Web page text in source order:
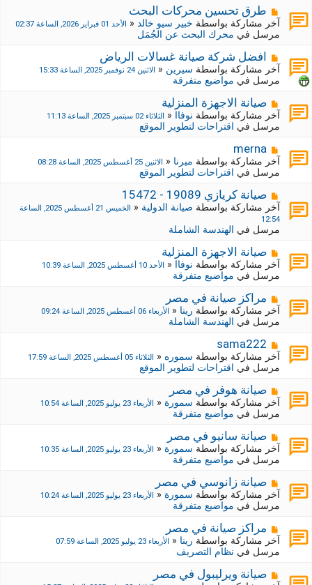
ج
د
ي
ة
م
ش
ر
ك
ة
ج
د
د
ة
طرق تحسين محركات البحث
آخر مشاركة بواسطة خبير سيو خالد« الأحد 01 فبراير 2026, الساعة 02:37
مرسل في محرك البحث عن الجُمَل
م
ش
ر
ك
ة
ج
د
د
ة
افضل شركة صيانة غسالات الرياض
آخر مشاركة بواسطة سيرين« الاثنين 24 نوفمبر 2025, الساعة 15:33
مرسل في مواضيع متفرقة
م
ش
ر
ك
ة
ج
د
د
ة
صيانة الاجهزة المنزلية
آخر مشاركة بواسطة نوفاا« الثلاثاء 02 سبتمبر 2025, الساعة 11:13
مرسل في اقتراحات لتطوير الموقع
م
ش
ر
ك
ة
ج
د
ي
ة
merna
آخر مشاركة بواسطة ميرنا« الاثنين 25 أغسطس 2025, الساعة 08:28
مرسل في اقتراحات لتطوير الموقع
م
ش
ا
ك
ة
ج
د
ي
ة
صيانة كريازي 19089 - 15472
آخر مشاركة بواسطة صيانة الدولية«
الخميس 21 أغسطس 2025, الساعة
12:54
مرسل في الهندسة الشاملة
م
ش
ر
ك
ة
ج
د
د
ة
صيانة الاجهزة المنزلية
آخر مشاركة بواسطة نوفاا« الأحد 10 أغسطس 2025, الساعة 10:39
مرسل في مواضيع متفرقة
م
ش
ر
ك
ة
ج
د
د
ة
مراكز صيانة في مصر
آخر مشاركة بواسطة رينا« الأربعاء 06 أغسطس 2025, الساعة 09:24
مرسل في الهندسة الشاملة
م
ش
ر
ك
ة
ج
د
د
ة
sama222
آخر مشاركة بواسطة سموره« الثلاثاء 05 أغسطس 2025, الساعة 17:59
مرسل في اقتراحات لتطوير الموقع
م
ش
ر
ك
ة
ج
د
د
ة
صيانة هوفر في مصر
آخر مشاركة بواسطة سمورة« الأربعاء 23 يوليو 2025, الساعة 10:54
مرسل في مواضيع متفرقة
م
ش
ر
ك
ة
ج
د
د
ة
صيانة سانيو في مصر
آخر مشاركة بواسطة سمورة« الأربعاء 23 يوليو 2025, الساعة 10:35
مرسل في مواضيع متفرقة
م
ش
ر
ك
ة
ج
د
د
صيانة زانوسي في مصر
آخر مشاركة بواسطة سمورة« الأربعاء 23 يوليو 2025, الساعة 10:24
مرسل في مواضيع متفرقة
م
ش
ر
ك
ة
مراكز صيانة في مصر
آخر مشاركة بواسطة رينا« الأربعاء 23 يوليو 2025, الساعة 07:59
مرسل في نظام التصريف
م صيانة ويرليبول في مصر